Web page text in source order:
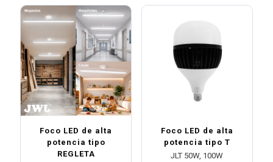
Foco LED de alta
potencia tipo
REGLETA
Foco LED de alta
potencia tipo T
JLT 50W, 100W